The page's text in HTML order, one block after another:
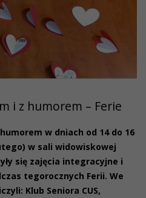
i z humorem – Ferie
w dniach od 14 do 16
w sali widowiskowej
się zajęcia integracyjne i
tegorocznych Ferii. We
Klub Seniora CUS,